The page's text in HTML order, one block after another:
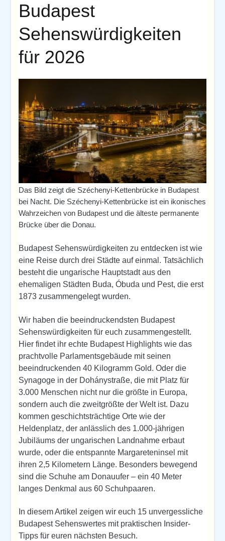
Budapest
Sehenswürdigkeiten
für 2026
Das Bild zeigt die Széchenyi-Kettenbrücke in Budapest
bei Nacht. Die Széchenyi-Kettenbrücke ist ein ikonisches
Wahrzeichen von Budapest und die älteste permanente
Brücke über die Donau.
Budapest Sehenswürdigkeiten zu entdecken ist wie
eine Reise durch drei Städte auf einmal. Tatsächlich
besteht die ungarische Hauptstadt aus den
ehemaligen Städten Buda, Óbuda und Pest, die erst
1873 zusammengelegt wurden.
Wir haben die beeindruckendsten Budapest
Sehenswürdigkeiten für euch zusammengestellt.
Hier findet ihr echte Budapest Highlights wie das
prachtvolle Parlamentsgebäude mit seinen
beeindruckenden 40 Kilogramm Gold. Oder die
Synagoge in der Dohánystraße, die mit Platz für
3.000 Menschen nicht nur die größte in Europa,
sondern auch die zweitgrößte der Welt ist. Dazu
kommen geschichtsträchtige Orte wie der
Heldenplatz, der anlässlich des 1.000-jährigen
Jubiläums der ungarischen Landnahme erbaut
wurde, oder die entspannte Margareteninsel mit
ihren 2,5 Kilometern Länge. Besonders bewegend
sind die Schuhe am Donauufer – ein 40 Meter
langes Denkmal aus 60 Schuhpaaren.
In diesem Artikel zeigen wir euch 15 unvergessliche
Budapest Sehenswertes mit praktischen Insider-
Tipps für euren nächsten Besuch.